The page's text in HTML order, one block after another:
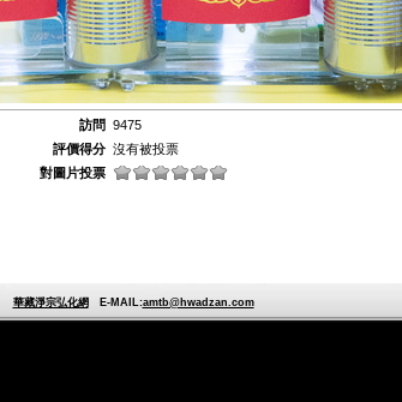
訪問 9475
評價得分 沒有被投票
對圖片投票
華藏淨宗弘化網E-MAIL:amtb@hwadzan.com